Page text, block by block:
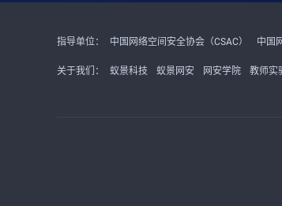
指导单位： 中国网络空间安全协会（CSAC） 中国
关于我们： 蚁景科技 蚁景网安 网安学院 教师实